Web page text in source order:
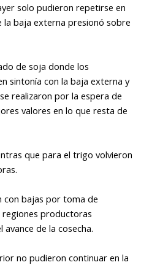
solo pudieron repetirse en
baja externa presionó sobre
de soja donde los
sintonía con la baja externa y
realizaron por la espera de
valores en lo que resta de
que para el trigo volvieron
con bajas por toma de
regiones productoras
de la cosecha.
no pudieron continuar en la